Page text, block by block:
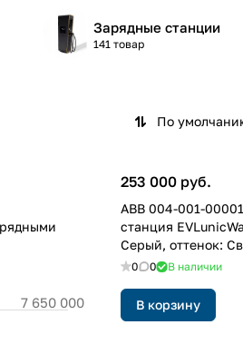
Зарядные станции
141 товар
По
253 000 руб.
ABB 004-001-
станция
Серый, оттенок:
0 0 В наличии
В корзину